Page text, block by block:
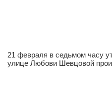
21 февраля в седьмом часу
улице Любови Шевцовой